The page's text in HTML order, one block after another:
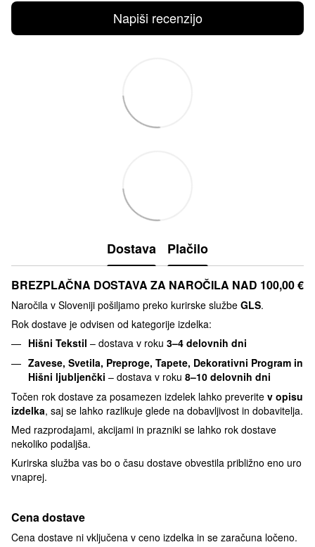
Napiši recenzijo
Dostava Plačilo
BREZPLAČNA DOSTAVA ZA NAROČILA NAD 100,00 €
Naročila v Sloveniji pošiljamo preko kurirske službe GLS.
Rok dostave je odvisen od kategorije izdelka:
Hišni Tekstil – dostava v roku 3–4 delovnih dni
Zavese, Svetila, Preproge, Tapete, Dekorativni Program in
Hišni ljubljenčki – dostava v roku 8–10 delovnih dni
Točen rok dostave za posamezen izdelek lahko preverite v opisu
izdelka, saj se lahko razlikuje glede na dobavljivost in dobavitelja.
Med razprodajami, akcijami in prazniki se lahko rok dostave
nekoliko podaljša.
Kurirska služba vas bo o času dostave obvestila približno eno uro
vnaprej.
Cena dostave
Cena dostave ni vključena v ceno izdelka in se zaračuna ločeno.